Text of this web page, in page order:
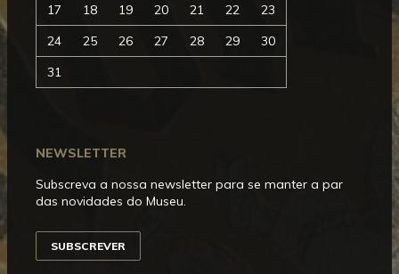
NEWSLETTER
Subscreva a nossa newsletter para se manter a par
das novidades do Museu.
SUBSCREVER
17
18 19 20 21 22
23
24
25 26 27 28 29
30
31